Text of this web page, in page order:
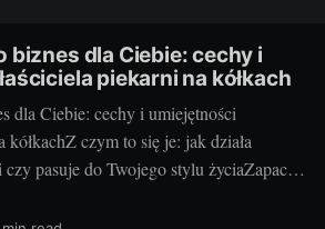
biznes dla Ciebie: cechy i
piekarni na kółkach
dla Ciebie: cechy i umiejętności
kółkachZ czym to się je: jak działa
czy pasuje do Twojego stylu życiaZapach
i uśmiechy klientów, gdy otwierasz
się piekarnię na kółkach. To mobilny